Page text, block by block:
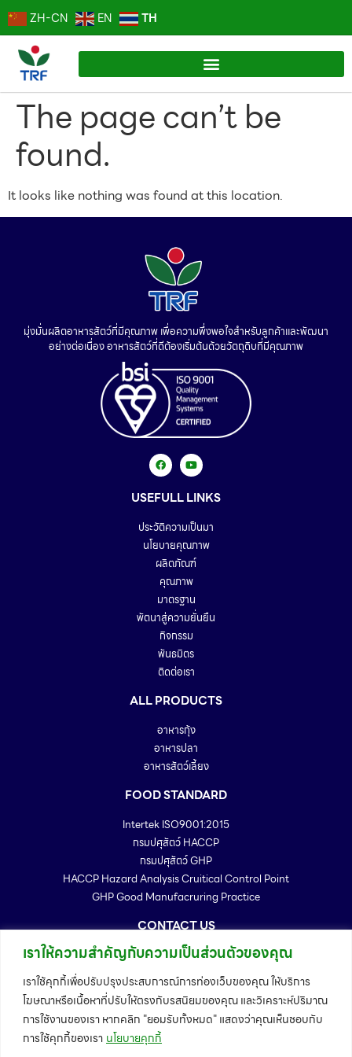
เราให้ความสำคัญกับความเป็นส่วนตัวของคุณ
เราใช้คุกกี้เพื่อปรับปรุงประสบการณ์การท่องเว็บของคุณ ให้บริการ
โฆษณาหรือเนื้อหาที่ปรับให้ตรงกับรสนิยมของคุณ และวิเคราะห์ปริมาณ
การใช้งานของเรา หากคลิก "ยอมรับทั้งหมด" แสดงว่าคุณเห็นชอบกับ
การใช้คุกกี้ของเรา นโยบายคุกกี้
ZH-CN EN TH
The page can’t be
found.
It looks like nothing was found at this location.
มุ่งมั่นผลิตอาหารสัตว์ที่มีคุณภาพ เพื่อความพึ่งพอใจสำหรับลูกค้าและพัฒนา
อย่างต่อเนื่อง อาหารสัตว์ที่ดีต้องเริ่มต้นด้วยวัตถุดิบที่มีคุณภาพ
USEFULL LINKS
ประวัติความเป็นมา
นโยบายคุณภาพ
ผลิตภัณฑ์
คุณภาพ
มาตรฐาน
พัตนาสู่ความยั่นยืน
กิจกรรม
พันธมิตร
ติดต่อเรา
ALL PRODUCTS
อาหารกุ้ง
อาหารปลา
อาหารสัตว์เลี้ยง
FOOD STANDARD
Intertek ISO9001:2015
กรมปศุสัตว์ HACCP
กรมปศุสัตว์ GHP
HACCP Hazard Analysis Cruitical Control Point
GHP Good Manufacruring Practice
CONTACT US
99/88 หมู่ 2 ตำบล นาโคก อำเภอเมืองสมุทรสาคร จังหวัดสมุทรสาคร
Telephone : 034-886167 - 72
Fax : 034-886173
Email : info@trffeedmill.com